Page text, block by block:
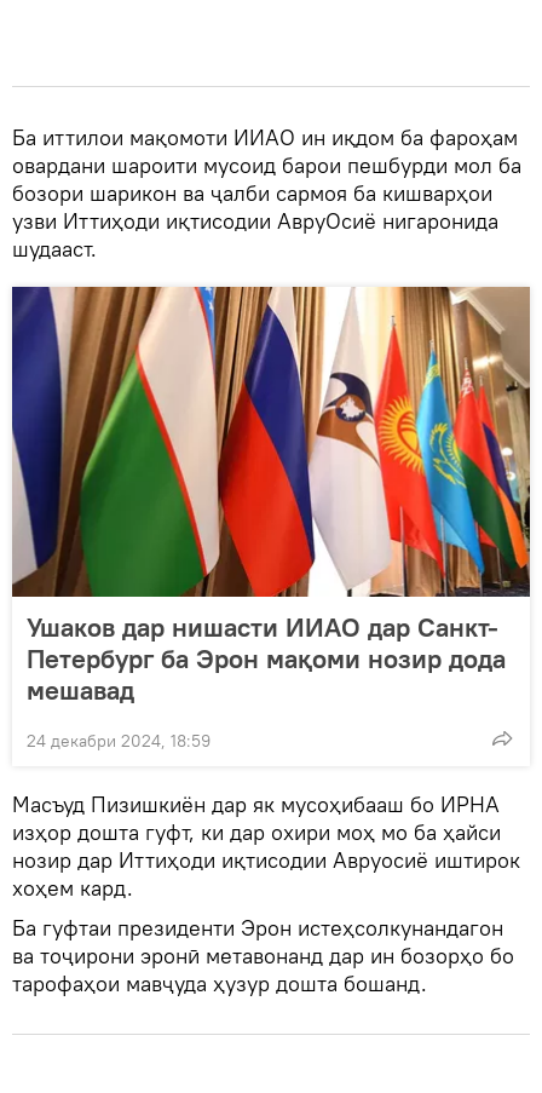
Ба иттилои мақомоти ИИАО ин иқдом ба фароҳам
овардани шароити мусоид барои пешбурди мол ба
бозори шарикон ва ҷалби сармоя ба кишварҳои
узви Иттиҳоди иқтисодии АвруОсиё нигаронида
шудааст.
Ушаков дар нишасти ИИАО дар Санкт-
Петербург ба Эрон мақоми нозир дода
мешавад
24 декабри 2024, 18:59
Масъуд Пизишкиён дар як мусоҳибааш бо ИРНА
изҳор дошта гуфт, ки дар охири моҳ мо ба ҳайси
нозир дар Иттиҳоди иқтисодии Авруосиё иштирок
хоҳем кард.
Ба гуфтаи президенти Эрон истеҳсолкунандагон
ва тоҷирони эронӣ метавонанд дар ин бозорҳо бо
тарофаҳои мавҷуда ҳузур дошта бошанд.